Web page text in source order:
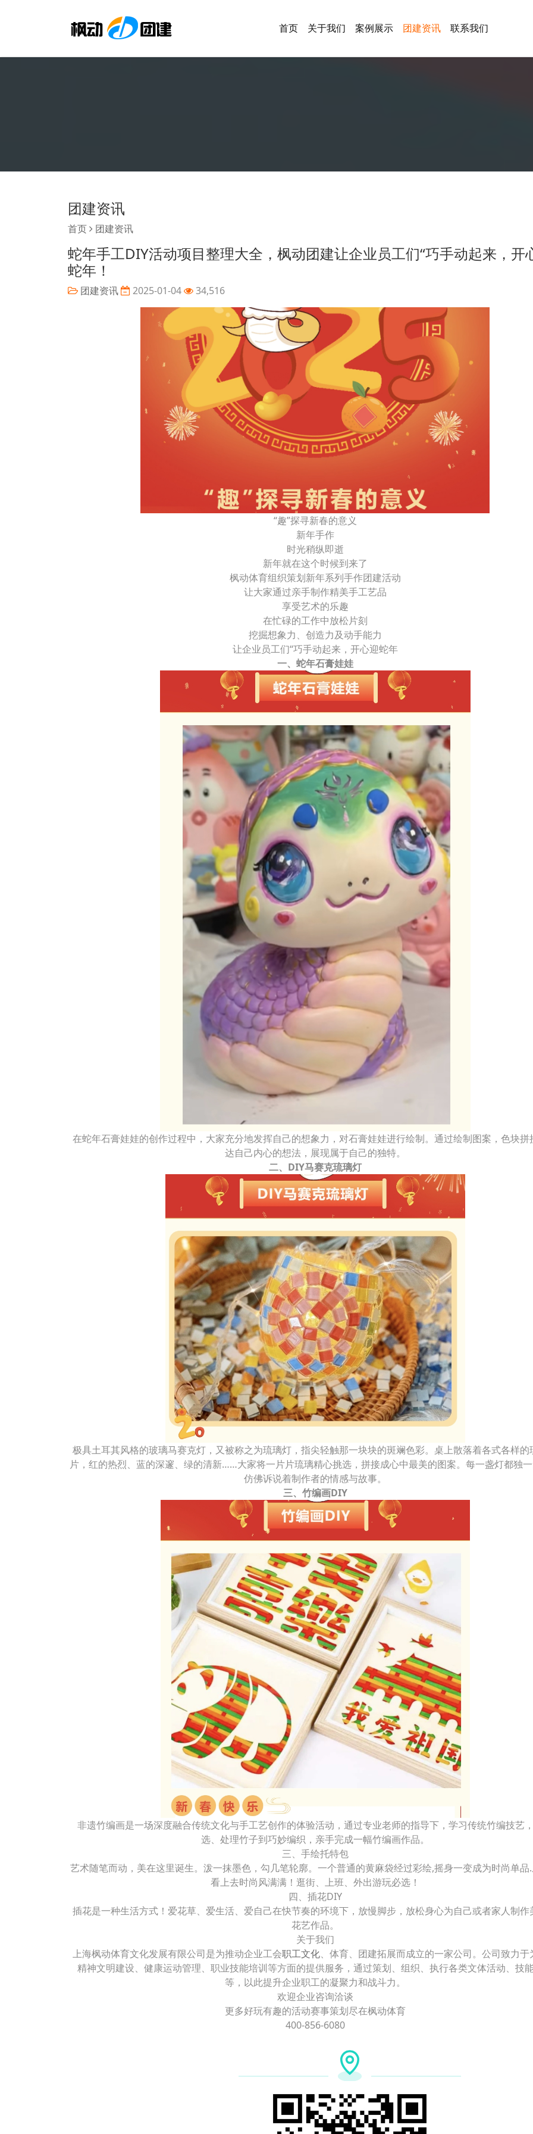
首页 关于我们 案例展示 团建资讯 联系我们
团建资讯
首页 团建资讯
蛇年手工DIY活动项目整理大全，枫动团建让企业员工们“巧手动起来，开
蛇年！
团建资讯 2025-01-04 34,516
“趣”探寻新春的意义
新年手作
时光稍纵即逝
新年就在这个时候到来了
枫动体育组织策划新年系列手作团建活动
让大家通过亲手制作精美手工艺品
享受艺术的乐趣
在忙碌的工作中放松片刻
挖掘想象力、创造力及动手能力
让企业员工们“巧手动起来，开心迎蛇年
一、蛇年石膏娃娃
在蛇年石膏娃娃的创作过程中，大家充分地发挥自己的想象力，对石膏娃娃进行绘制。通过绘制图案，色块拼
达自己内心的想法，展现属于自己的独特。
二、DIY马赛克琉璃灯
极具土耳其风格的玻璃马赛克灯，又被称之为琉璃灯，指尖轻触那一块块的斑斓色彩。桌上散落着各式各样的
片，红的热烈、蓝的深邃、绿的清新……大家将一片片琉璃精心挑选，拼接成心中最美的图案。每一盏灯都独
仿佛诉说着制作者的情感与故事。
三、竹编画DIY
非遗竹编画是一场深度融合传统文化与手工艺创作的体验活动，通过专业老师的指导下，学习传统竹编技艺
选、处理竹子到巧妙编织，亲手完成一幅竹编画作品。
三、手绘托特包
艺术随笔而动，美在这里诞生。泼一抹墨色，勾几笔轮廓。一个普通的黄麻袋经过彩绘,摇身一变成为时尚单品
看上去时尚风满满！逛街、上班、外出游玩必选！
四、插花DIY
插花是一种生活方式！爱花草、爱生活、爱自己在快节奏的环境下，放慢脚步，放松身心为自己或者家人制作
花艺作品。
关于我们
上海枫动体育文化发展有限公司是为推动企业工会职工文化、体育、团建拓展而成立的一家公司。公司致力于
精神文明建设、健康运动管理、职业技能培训等方面的提供服务，通过策划、组织、执行各类文体活动、技
等，以此提升企业职工的凝聚力和战斗力。
欢迎企业咨询洽谈
更多好玩有趣的活动赛事策划尽在枫动体育
400-856-6080